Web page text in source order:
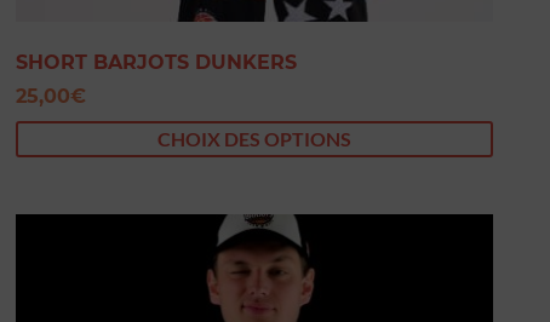
SHORT BARJOTS DUNKERS
25,00€
CHOIX DES OPTIONS